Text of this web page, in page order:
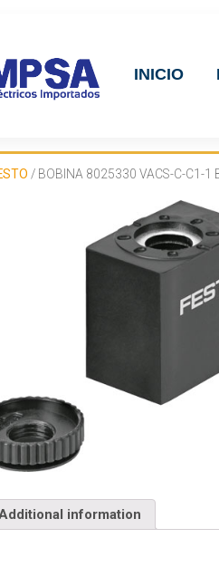
INICIO
/ BOBINA 8025330 VACS-C-C1-1
information